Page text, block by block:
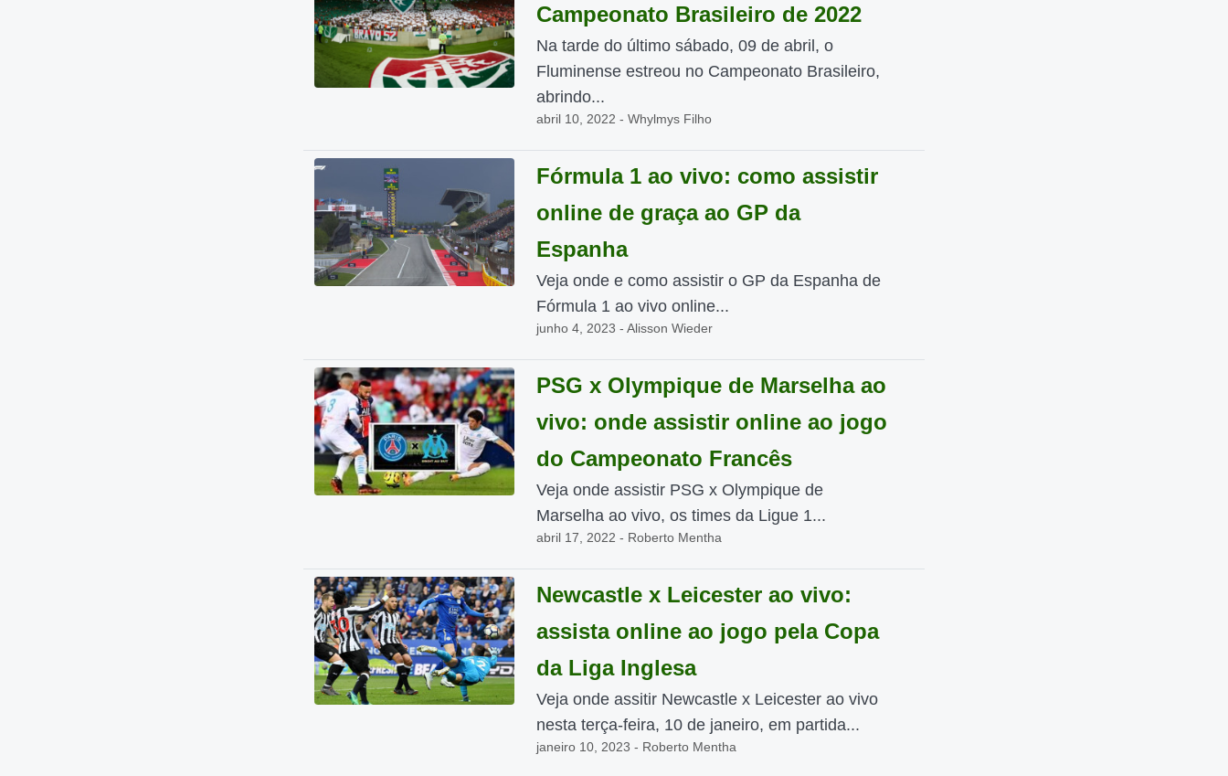
Campeonato Brasileiro de 2022
Na tarde do último sábado, 09 de abril, o
Fluminense estreou no Campeonato Brasileiro,
abrindo...
abril 10, 2022 - Whylmys Filho
Fórmula 1 ao vivo: como assistir
online de graça ao GP da
Espanha
Veja onde e como assistir o GP da Espanha de
Fórmula 1 ao vivo online...
junho 4, 2023 - Alisson Wieder
PSG x Olympique de Marselha ao
vivo: onde assistir online ao jogo
do Campeonato Francês
Veja onde assistir PSG x Olympique de
Marselha ao vivo, os times da Ligue 1...
abril 17, 2022 - Roberto Mentha
Newcastle x Leicester ao vivo:
assista online ao jogo pela Copa
da Liga Inglesa
Veja onde assitir Newcastle x Leicester ao vivo
nesta terça-feira, 10 de janeiro, em partida...
janeiro 10, 2023 - Roberto Mentha